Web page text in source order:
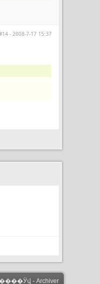
- 2008-7-17 15:37
- Archiver